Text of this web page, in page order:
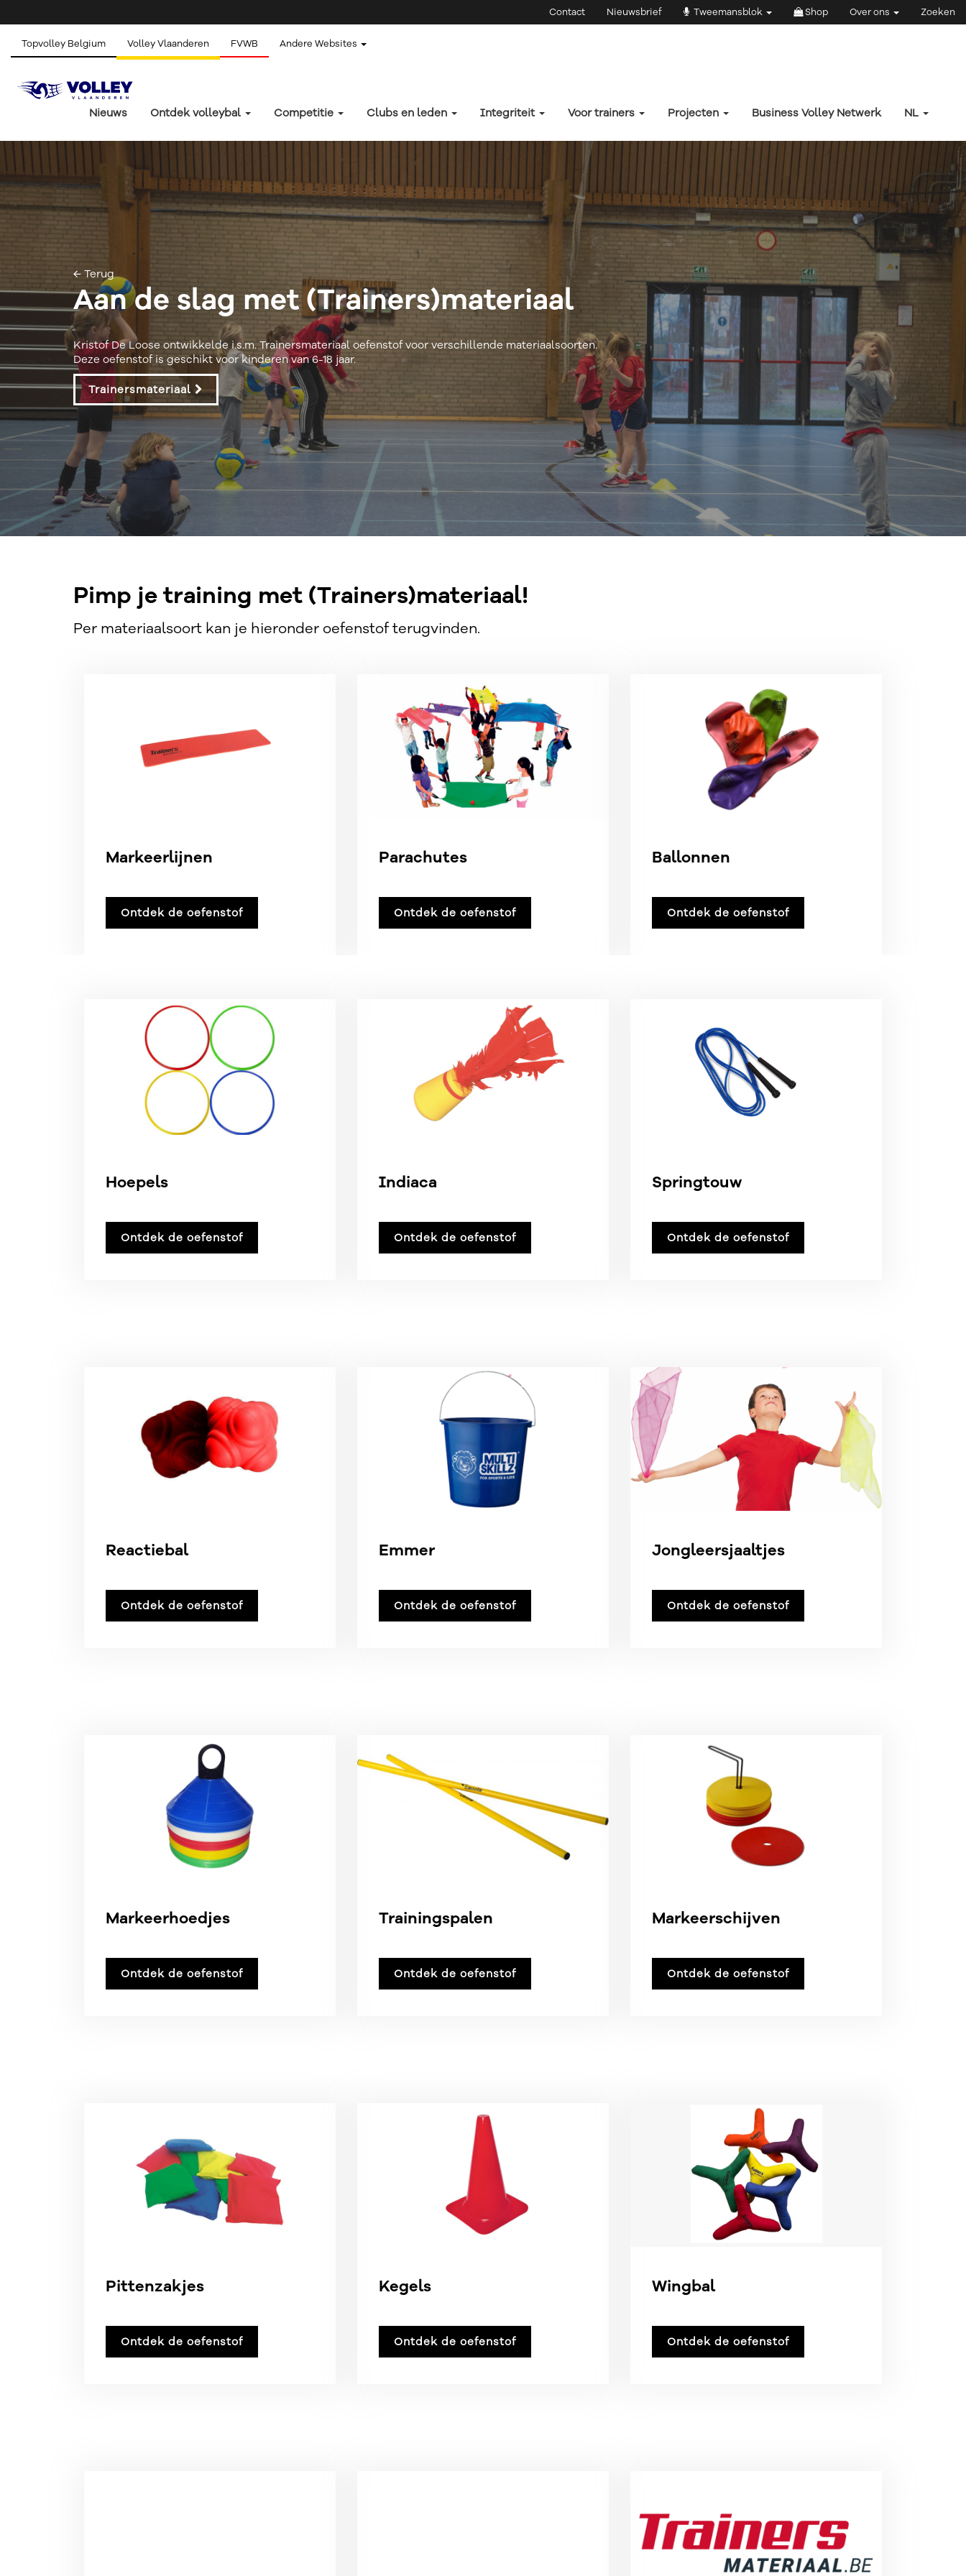
Contact Nieuwsbrief Tweemansblok Shop Over ons Zoeken
Topvolley Belgium Volley Vlaanderen FVWB Andere Websites
Nieuws Ontdek volleybal Competitie Clubs en leden Integriteit Voor trainers Projecten Business Volley Netwerk NL
← Terug
Aan de slag met (Trainers)materiaal
Kristof De Loose ontwikkelde i.s.m. Trainersmateriaal oefenstof voor verschillende materiaalsoorten.
Deze oefenstof is geschikt voor kinderen van 6-18 jaar.
Trainersmateriaal
Pimp je training met (Trainers)materiaal!
Per materiaalsoort kan je hieronder oefenstof terugvinden.
Markeerlijnen
Ontdek de oefenstof
Parachutes
Ontdek de oefenstof
Ballonnen
Ontdek de oefenstof
Hoepels
Ontdek de oefenstof
Indiaca
Ontdek de oefenstof
Springtouw
Ontdek de oefenstof
Reactiebal
Ontdek de oefenstof
Emmer
Ontdek de oefenstof
Jongleersjaaltjes
Ontdek de oefenstof
Markeerhoedjes
Ontdek de oefenstof
Trainingspalen
Ontdek de oefenstof
Markeerschijven
Ontdek de oefenstof
Pittenzakjes
Ontdek de oefenstof
Kegels
Ontdek de oefenstof
Wingbal
Ontdek de oefenstof